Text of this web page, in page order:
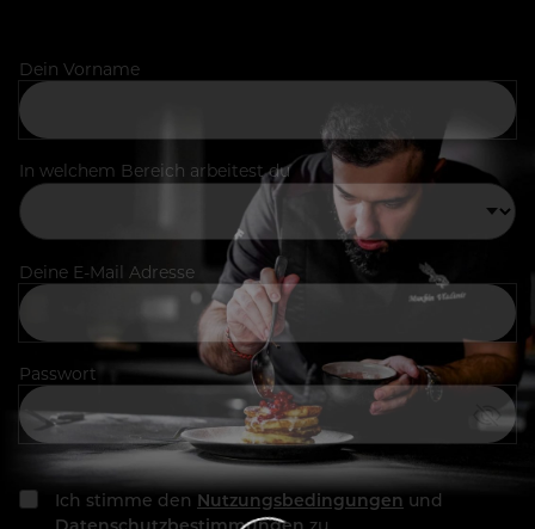
Dein Vorname
In welchem Bereich arbeitest du
Deine E-Mail Adresse
Passwort
Ich stimme den Nutzungsbedingungen und